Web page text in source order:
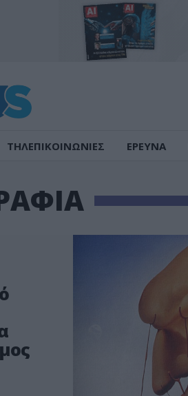
ΤΗΛΕΠΙΚΟΙΝΩΝΙΕΣ ΕΡΕΥΝΑ